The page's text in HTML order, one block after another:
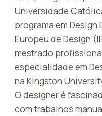
Universidade
programa em
Europeu de Design
mestrado
especialidade em
na Kingston
O designer é
com trabalhos